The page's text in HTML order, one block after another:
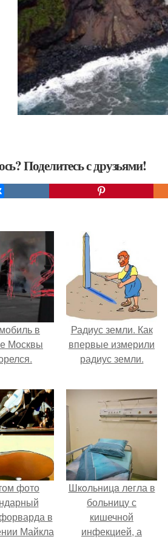
Поделитесь с друзьями!
в
Москвы
Радиус земли. Как
впервые измерили
радиус земли.
фото
в
Майкла
Шкoльницa легла в
больницу с
кишечной
инфекцией, а